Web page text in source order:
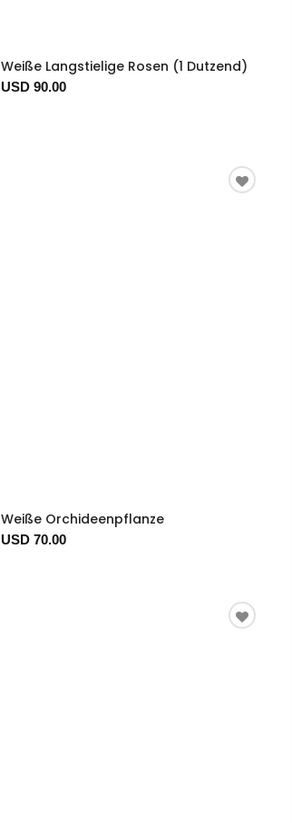
Weiße Langstielige Rosen (1 Dutzend)
USD 90.00
Weiße Orchideenpflanze
USD 70.00